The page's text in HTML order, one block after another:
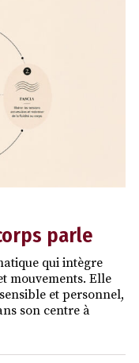
parle
qui intègre
mouvements. Elle
et personnel,
son centre à